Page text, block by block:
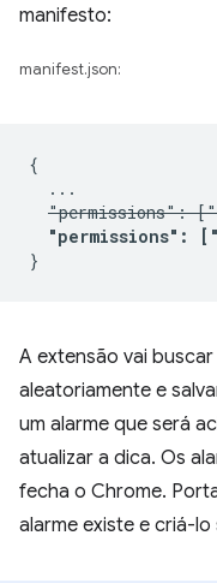
manifesto:
manifest.json:
{
  ...
"permissions":
"permissions":
A extensão vai
aleatoriamente e
um alarme que será
atualizar a dica. Os
fecha o Chrome.
alarme existe e criá-lo